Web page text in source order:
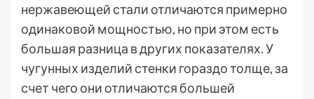
нержавеющей стали отличаются примерно
одинаковой мощностью, но при этом есть
большая разница в других показателях. У
чугунных изделий стенки гораздо толще, за
счет чего они отличаются большей